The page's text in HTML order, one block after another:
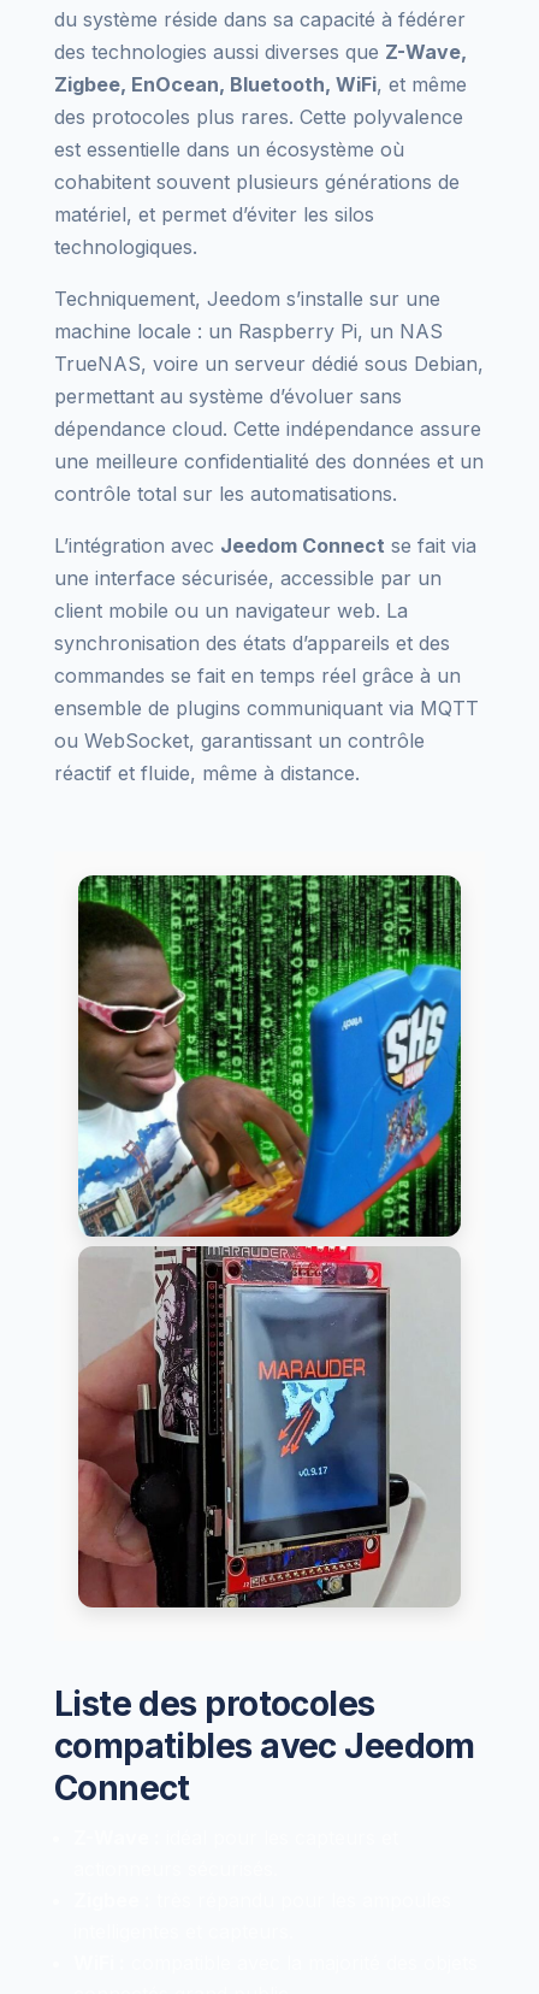
du système réside dans sa capacité à fédérer
des technologies aussi diverses que Z-Wave,
Zigbee, EnOcean, Bluetooth, WiFi, et même
des protocoles plus rares. Cette polyvalence
est essentielle dans un écosystème où
cohabitent souvent plusieurs générations de
matériel, et permet d’éviter les silos
technologiques.
Techniquement, Jeedom s’installe sur une
machine locale : un Raspberry Pi, un NAS
TrueNAS, voire un serveur dédié sous Debian,
permettant au système d’évoluer sans
dépendance cloud. Cette indépendance assure
une meilleure confidentialité des données et un
contrôle total sur les automatisations.
L’intégration avec Jeedom Connect se fait via
une interface sécurisée, accessible par un
client mobile ou un navigateur web. La
synchronisation des états d’appareils et des
commandes se fait en temps réel grâce à un
ensemble de plugins communiquant via MQTT
ou WebSocket, garantissant un contrôle
réactif et fluide, même à distance.
Liste des protocoles
compatibles avec Jeedom
Connect